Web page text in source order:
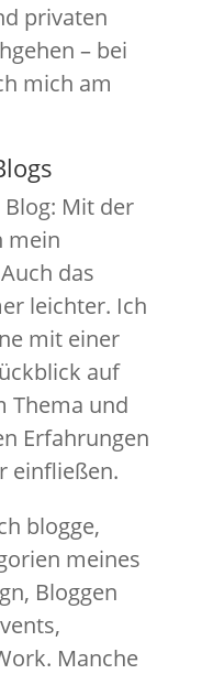
privaten
– bei
mich am
Mit der
mein
das
leichter. Ich
mit einer
auf
Thema und
Erfahrungen
einfließen.
blogge,
meines
Bloggen
Manche